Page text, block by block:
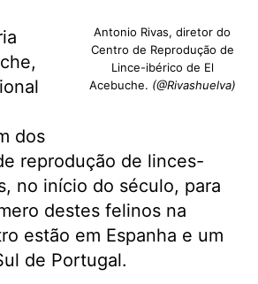
Antonio Rivas, diretor do
Centro de Reprodução de
Lince-ibérico de El
Acebuche. (@Rivashuelva)
dos
reprodução de linces-
no início do século, para
destes felinos na
estão em Espanha e um
de Portugal.